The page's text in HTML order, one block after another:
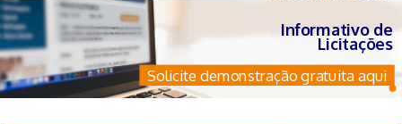
Informativo de
Licitações
Solicite demonstração gratuita aqui